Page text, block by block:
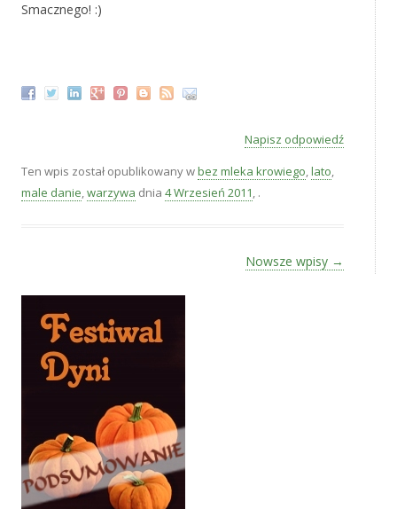
Smacznego! :)
Napisz odpowiedź
Ten wpis został opublikowany wbez mleka krowiego,lato,
male danie,warzywa dnia 4 Wrzesień 2011, .
Nowsze wpisy →